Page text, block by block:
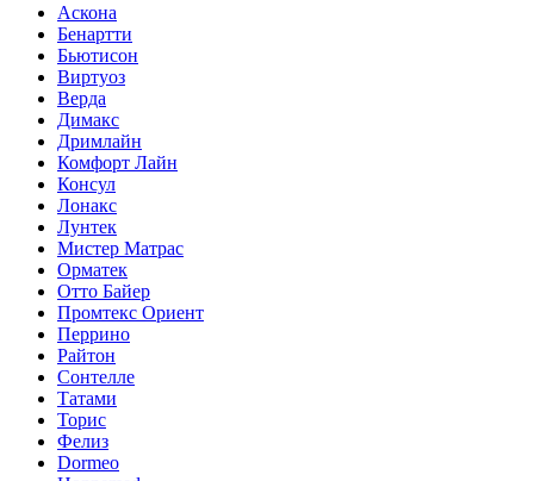
Аскона
Бенартти
Бьютисон
Виртуоз
Верда
Димакс
Дримлайн
Комфорт Лайн
Консул
Лонакс
Лунтек
Мистер Матрас
Орматек
Отто Байер
Промтекс Ориент
Перрино
Райтон
Сонтелле
Татами
Торис
Фелиз
Dormeo